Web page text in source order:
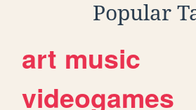
Popular
art music
videogames